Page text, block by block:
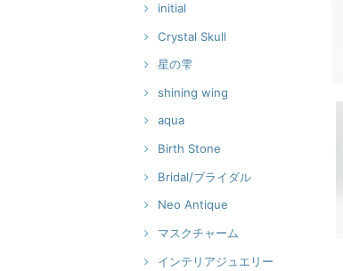
initial
Crystal Skull
星の雫
shining wing
aqua
Birth Stone
Bridal/ブライダル
Neo Antique
マスクチャーム
インテリアジュエリー